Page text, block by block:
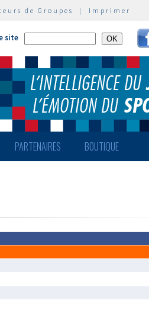
de Groupes | Imprimer
site
PARTENAIRES BOUTIQUE